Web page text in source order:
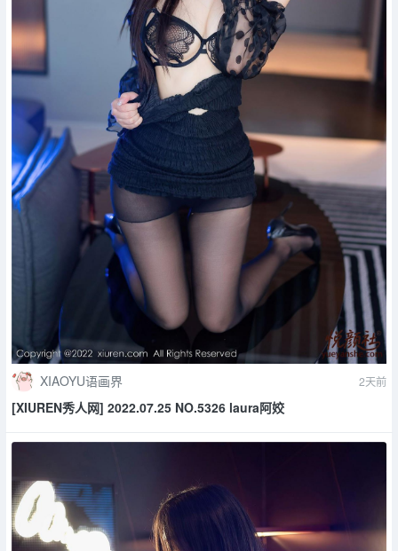
XIAOYU语画界 2天前
[XIUREN秀人网] 2022.07.25 NO.5326 laura阿姣